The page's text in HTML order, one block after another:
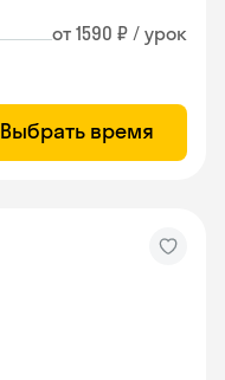
от 1590 ₽ / урок
Выбрать время